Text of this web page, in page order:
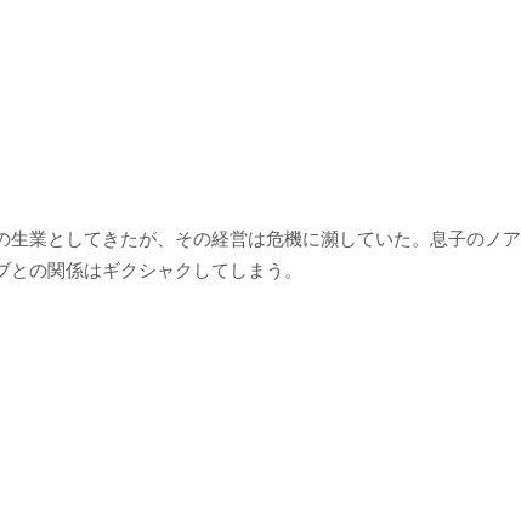
業としてきたが、その経営は危機に瀕していた。息子のノア
の関係はギクシャクしてしまう。